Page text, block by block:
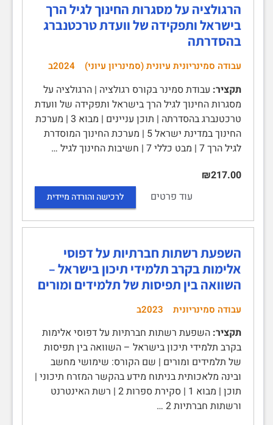
הרגולציה על מסגרות החינוך לגיל הרך
בישראל ותפקידה של וועדת טרכטנברג
בהסדרתה
עבודה סמינריונית עיונית (סמינריון עיוני) 2024ב
תקציר: עבודת סמינר בקורס רגולציה | הרגולציה על
מסגרות החינוך לגיל הרך בישראל ותפקידה של וועדת
טרכטנברג בהסדרתה | תוכן עניינים | מבוא 3 | מערכת
החינוך במדינת ישראל 5 | מערכת החינוך המוסדרת
לגיל הרך 7 | מבט כללי 7 | חשיבות החינוך לגיל …
₪217.00
עוד פרטים
לרכישה והורדה מיידית
השפעת רשתות חברתיות על דפוסי
אלימות בקרב תלמידי תיכון בישראל –
השוואה בין תפיסות של תלמידים ומורים
עבודה סמינריונית 2023ב
תקציר: השפעת רשתות חברתיות על דפוסי אלימות
בקרב תלמידי תיכון בישראל – השוואה בין תפיסות
של תלמידים ומורים | שם הקורס: שימושי מחשב
ובינה מלאכותית בניתוח מידע בהקשר המזרח תיכוני |
תוכן | מבוא 1 | סקירת ספרות 2 | רשת האינטרנט
ורשתות חברתיות 2 …